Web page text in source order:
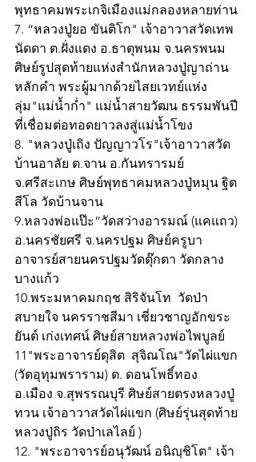
พุทธาคมพระเกจิเมืองแม่กลองหลายท่าน
7. “หลวงปู่ยอ ขันติโก" เจ้าอาวาสวัดเทพ
นัดดา ต.ฝั่งแดง อ.ธาตุพนม จ.นครพนม
ศิษย์รูปสุดท้ายแห่งสำนักหลวงปู่ญาถ่าน
หลักคำ พระผู้มากด้วยไสยเวทย์แห่ง
ลุ่ม"แม่น้ำก่ำ" แม่น้ำสายวัฒน ธรรมพันปี
ที่เชื่อมต่อทอดยาวลงสู่แม่น้ำโขง
8. "หลวงปู่เถิง ปัญญาวโร"เจ้าอาวาสวัด
บ้านอาลัย ต.จาน อ.กันทรารมย์
จ.ศรีสะเกษ ศิษย์พุทธาคมหลวงปู่หมุน ฐิต
สีโล วัดบ้านจาน
9.หลวงพ่อแป๊ะ”วัดสว่างอารมณ์ (แคแถว)
อ.นครชัยศรี จ.นครปฐม ศิษย์ครูบา
อาจารย์สายนครปฐมวัดตุ๊กตา วัดกลาง
บางแก้ว
10.พระมหาคมกฤช สิริจันโท  วัดป่า
สบายใจ นครราชสีมา เชี่ยวชาญอักขระ
ยันต์ เก่งเทศน์ ศิษย์สายหลวงพ่อไพบูลย์
11"พระอาจารย์ดุสิต  สุจิณโณ"วัดไผ่แขก
(วัดอุทุมพราราม) ต. ดอนโพธิ์ทอง
อ.เมือง จ.สุพรรณบุรี ศิษย์สายตรงหลวงปู่
ทวน เจ้าอาวาสวัดไผ่แขก (ศิษย์รุ่นสุดท้าย
หลวงปู่ถิร วัดป่าเลไลย์ )
12. "พระอาจารย์อนุวัฒน์ อนิญฺชิโต" เจ้า